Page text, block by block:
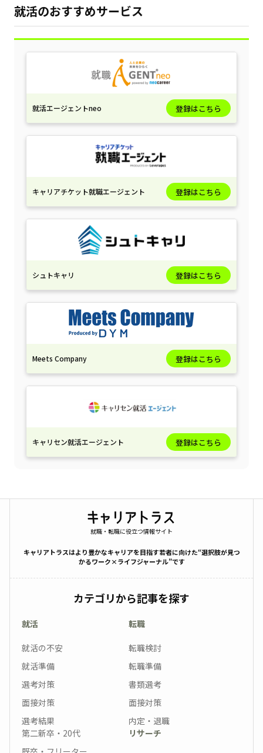
就活のおすすめサービス
就活エージェントneo 登録はこちら
キャリアチケット就職エージェント 登録はこちら
シュトキャリ 登録はこちら
Meets Company 登録はこちら
キャリセン就活エージェント 登録はこちら
就職・転職に役立つ情報サイト
キャリアトラスはより豊かなキャリアを目指す若者に向けた“選択肢が見つ
かるワーク×ライフジャーナル”です
カテゴリから記事を探す
就活
就活の不安
就活準備
選考対策
面接対策
選考結果
転職
転職検討
転職準備
書類選考
面接対策
内定・退職
第二新卒・20代
リサーチ